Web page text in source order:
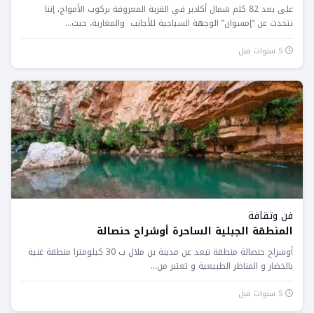
على بعد 82 كلم شمال أكادير في القرية المعروفة بركوب الأمواج، إننا
نتحدث عن “إمسوان” الوجهة السياحية للأجانب والمغاربة، حيث...
فن وثقافة
المنطقة الجبلية الساحرة أوشراح حنصالة
أوشراح حنصالة منطقة تبعد عن مدينة بن ملال ب 30 كيلومترا منطقة غنية
بالخضار و المناظر الطبيعية و تعتبر من...